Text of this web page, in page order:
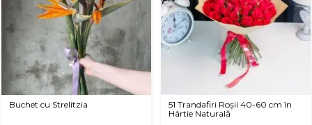
Buchet cu Strelitzia
51 Trandafiri Roșii 40-60 cm în
Hârtie Naturală